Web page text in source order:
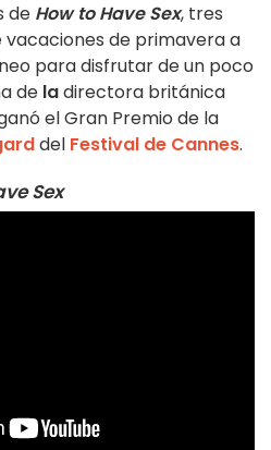
de How to Have Sex, tres
de primavera a
para disfrutar de un poco
de ladirectora británica
el Gran Premio de la
del Festival de Cannes.
Sex